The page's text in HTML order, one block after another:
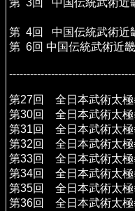
第 3回 中国伝統武術
対練
第 4回 中国伝統武術
第 6回 中国伝統武術
第27回 全日本武術太
第30回 全日本武術太
第31回 全日本武術太
第32回 全日本武術太
第33回 全日本武術太
第34回 全日本武術太
第35回 全日本武術太
第36回 全日本武術太